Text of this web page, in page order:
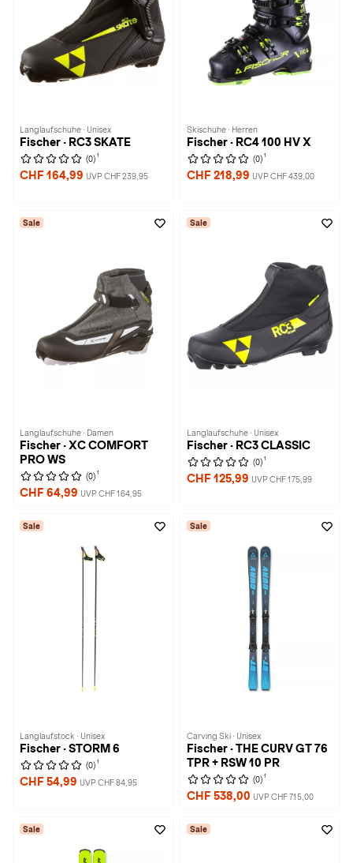
Langlaufschuhe · Unisex
Fischer · RC3 SKATE
(0) 1
CHF 164,99 UVP CHF 239,95
Skischuhe · Herren
Fischer · RC4 100 HV X
(0) 1
CHF 218,99 UVP CHF 439,00
Sale
Langlaufschuhe · Damen
Fischer · XC COMFORT
PRO WS
(0) 1
CHF 64,99 UVP CHF 164,95
Sale
Langlaufschuhe · Unisex
Fischer · RC3 CLASSIC
(0) 1
CHF 125,99 UVP CHF 175,99
Sale
Langlaufstock · Unisex
Fischer · STORM 6
(0) 1
CHF 54,99 UVP CHF 84,95
Sale
Carving Ski · Unisex
Fischer · THE CURV GT 76
TPR + RSW 10 PR
(0) 1
CHF 538,00 UVP CHF 715,00
Sale Sale